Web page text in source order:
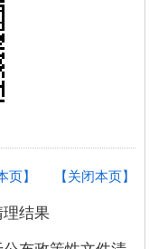
【关闭本页】
页】
结果